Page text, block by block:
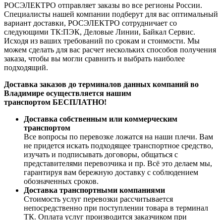
РОСЭЛЕКТРО отправляет заказы во все регионы России.
Специалисты нашей компании подберут для вас оптимальный
вариант доставки, РОСЭЛЕКТРО сотрудничает со
следующими ТК:ПЭК, Деловые Линии, Байкал Сервис.
Исходя из ваших требований по срокам и стоимости. Мы
можем сделать для вас расчет нескольких способов получения
заказа, чтобы вы могли сравнить и выбрать наиболее
подходящий.
Доставка заказов до терминалов данных компаний во
Владимире осуществляется нашим
транспортом БЕСПЛАТНО!
Доставка собственным или коммерческим
транспортом
Все вопросы по перевозке ложатся на наши плечи. Вам
не придется искать подходящее транспортное средство,
изучать и подписывать договоры, общаться с
представителями перевозчика и пр. Всё это делаем мы,
гарантируя вам бережную доставку с соблюдением
обозначенных сроков.
Доставка транспортными компаниями
Стоимость услуг перевозки рассчитывается
непосредственно при поступлении товара в терминал
ТК. Оплата услуг производится заказчиком при